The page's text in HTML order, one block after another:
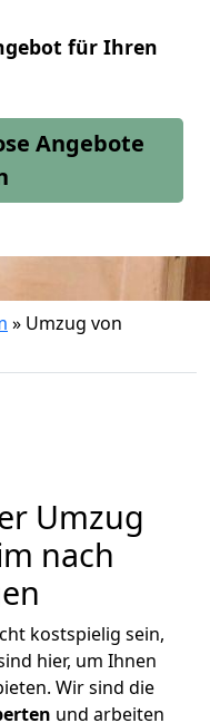
für Ihren
Angebote
» Umzug von
Umzug
nach
kostspielig sein,
hier, um Ihnen
Wir sind die
und arbeiten